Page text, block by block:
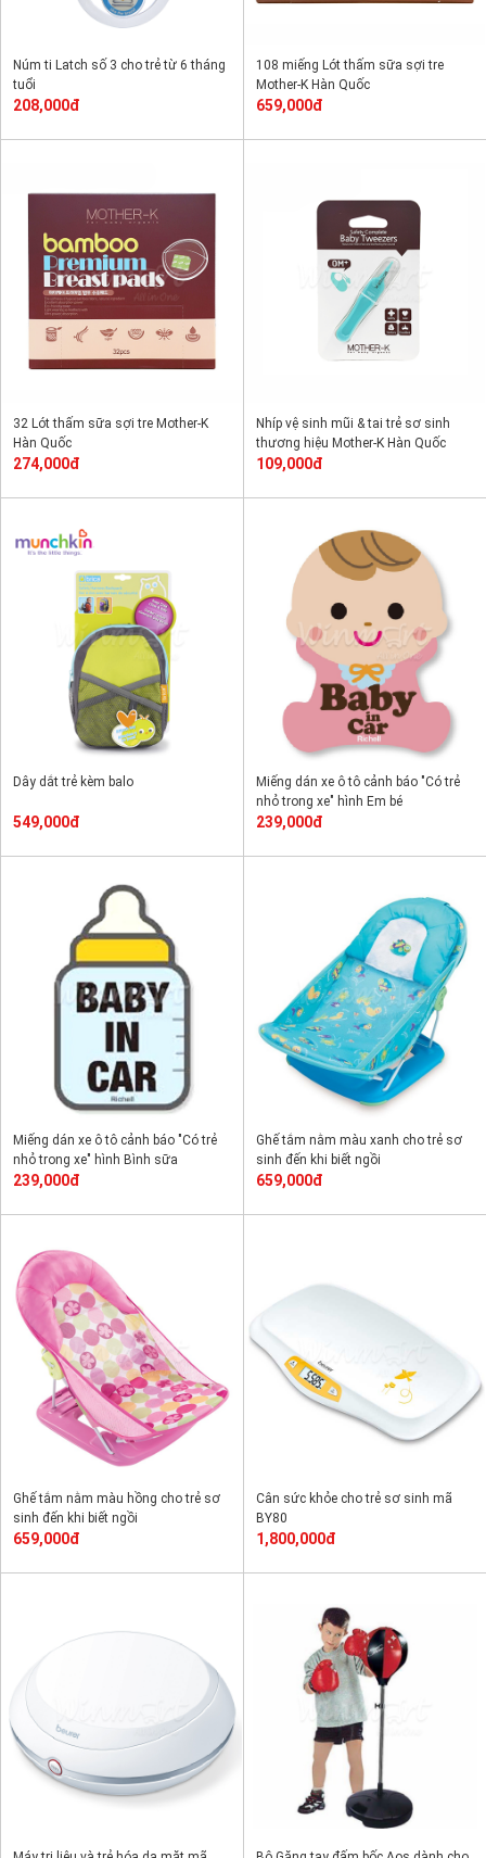
Núm ti Latch số 3 cho trẻ từ 6 tháng
tuổi
208,000đ
108 miếng Lót thấm sữa sợi tre
Mother-K Hàn Quốc
659,000đ
32 Lót thấm sữa sợi tre Mother-K
Hàn Quốc
274,000đ
Nhíp vệ sinh mũi & tai trẻ sơ sinh
thương hiệu Mother-K Hàn Quốc
109,000đ
Dây dắt trẻ kèm balo
549,000đ
Miếng dán xe ô tô cảnh báo "Có trẻ
nhỏ trong xe" hình Em bé
239,000đ
Miếng dán xe ô tô cảnh báo "Có trẻ
nhỏ trong xe" hình Bình sữa
239,000đ
Ghế tắm nằm màu xanh cho trẻ sơ
sinh đến khi biết ngồi
659,000đ
Ghế tắm nằm màu hồng cho trẻ sơ
sinh đến khi biết ngồi
659,000đ
Cân sức khỏe cho trẻ sơ sinh mã
BY80
1,800,000đ